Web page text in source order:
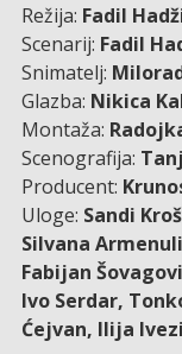
Režija: Fadil
Scenarij: Fadil
Snimatelj:
Glazba: Nikica
Montaža:
Scenografija:
Producent:
Uloge: Sandi
Silvana
Fabijan
Ivo Serdar,
Ćejvan, Ilija